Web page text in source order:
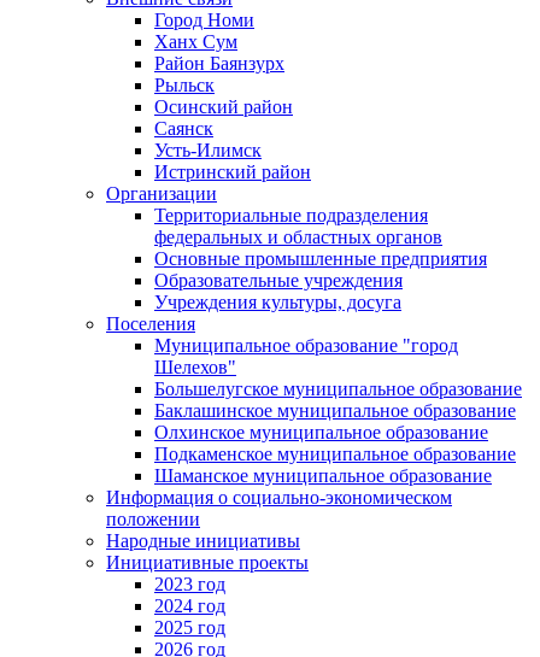
Город Номи
Ханх Сум
Район Баянзурх
Рыльск
Осинский район
Саянск
Усть-Илимск
Истринский район
Организации
Территориальные подразделения
федеральных и областных органов
Основные промышленные предприятия
Образовательные учреждения
Учреждения культуры, досуга
Поселения
Муниципальное образование "город
Шелехов"
Большелугское муниципальное образование
Баклашинское муниципальное образование
Олхинское муниципальное образование
Подкаменское муниципальное образование
Шаманское муниципальное образование
Информация о социально-экономическом
положении
Народные инициативы
Инициативные проекты
2023 год
2024 год
2025 год
2026 год